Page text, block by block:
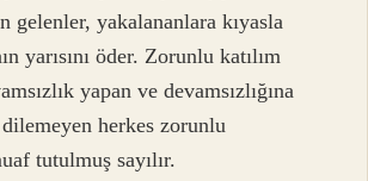
gelenler, yakalananlara kıyasla
yarısını öder. Zorunlu katılım
yapan ve devamsızlığına
herkes zorunlu
tutulmuş sayılır.